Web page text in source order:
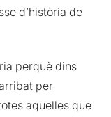
d’història de
perquè dins
per
aquelles que